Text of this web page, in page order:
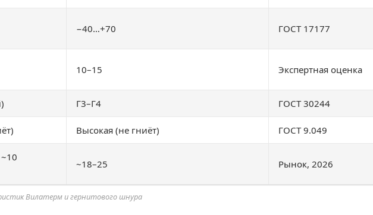
Вилатерм и гернитового шнура
−40…+70 ГОСТ 17177
10–15 Экспертная оценка
Г3–Г4 ГОСТ 30244
Высокая (не гниёт) ГОСТ 9.049
~18–25 Рынок, 2026